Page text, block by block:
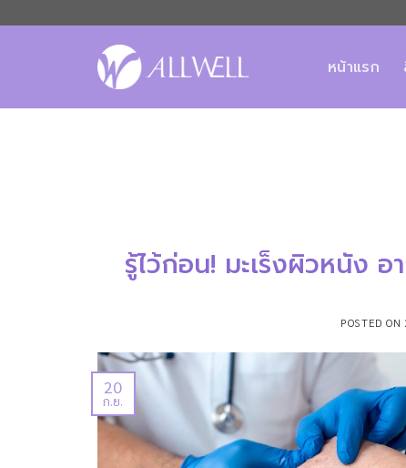
หน้าแรก
รู้ไว้ก่อน! มะเร็งผิวหนัง อ
POSTED ON
20
ก.ย.